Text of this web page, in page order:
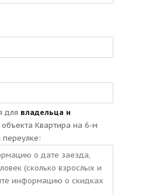
для владельца и
объекта Квартира на 6-м